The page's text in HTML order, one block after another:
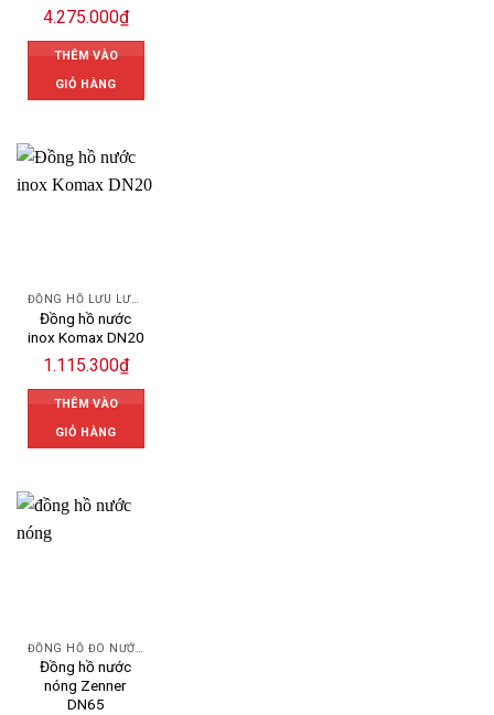
4.275.000₫
THÊM VÀO
GIỎ HÀNG
ĐỒNG HỒ LƯU LƯỢNG NƯỚC KOMAX
Đồng hồ nước
inox Komax DN20
1.115.300₫
THÊM VÀO
GIỎ HÀNG
Đồng hồ nước
nóng Zenner
DN65